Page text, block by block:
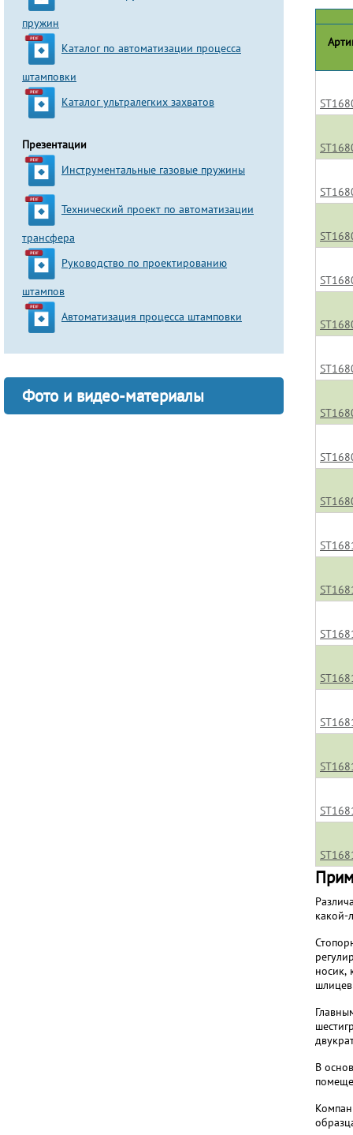
пружин
Каталог по автоматизации процесса
штамповки
Каталог ультралегких захватов
Презентации
Инструментальные газовые пружины
Технический проект по автоматизации
трансфера
Руководство по проектированию
штампов
Автоматизация процесса штамповки
Фото и видео-материалы
какой-
носик,
В